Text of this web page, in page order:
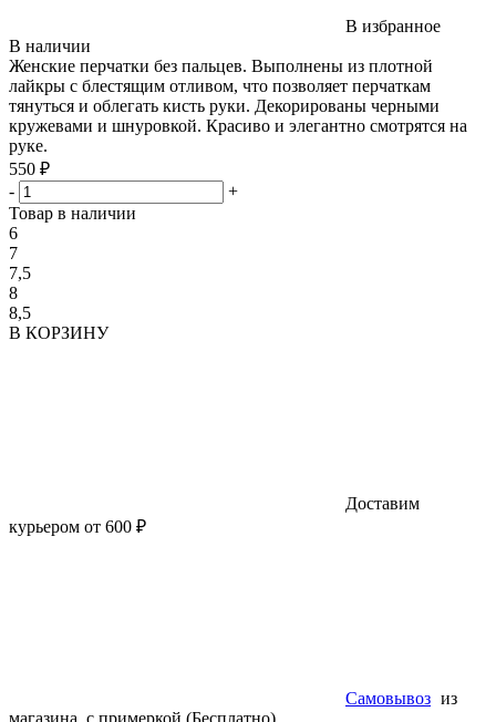
В избранное
В наличии
Женские перчатки без пальцев. Выполнены из плотной
лайкры с блестящим отливом, что позволяет перчаткам
тянуться и облегать кисть руки. Декорированы черными
кружевами и шнуровкой. Красиво и элегантно смотрятся на
руке.
550 ₽
-
+
Товар в наличии
6
7
7,5
8
8,5
В КОРЗИНУ
Доставим
курьером от 600 ₽
Самовывоз из
магазина, с примеркой (Бесплатно)